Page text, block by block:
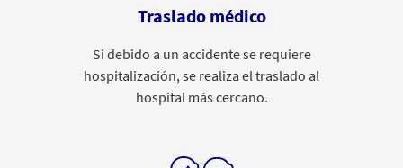
Traslado médico
Si debido a un accidente se requiere
hospitalización, se realiza el traslado al
hospital más cercano.